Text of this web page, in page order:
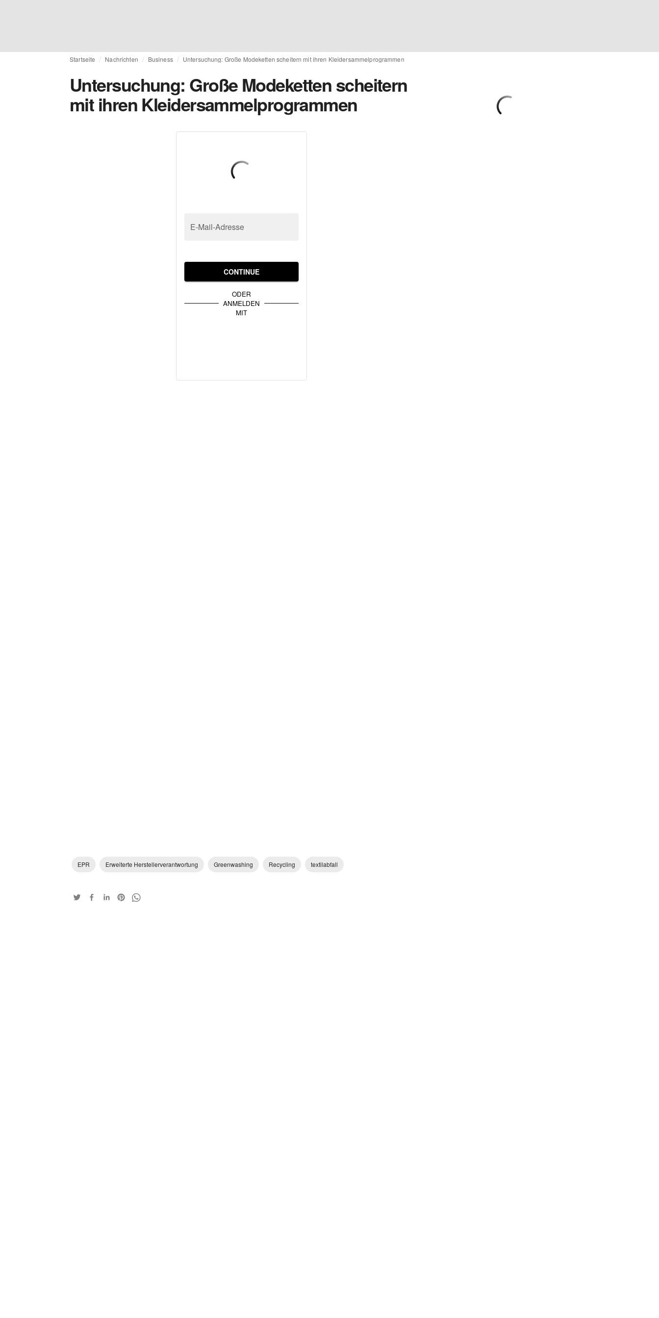
Startseite Nachrichten Business Untersuchung: Große Modeketten scheitern mit ihren Kleidersammelprogrammen
Untersuchung: Große Modeketten scheitern
mit ihren Kleidersammelprogrammen
E-Mail-Adresse
CONTINUE
ODER
ANMELDEN
MIT
EPR Erweiterte Herstellerverantwortung Greenwashing Recycling textilabfall